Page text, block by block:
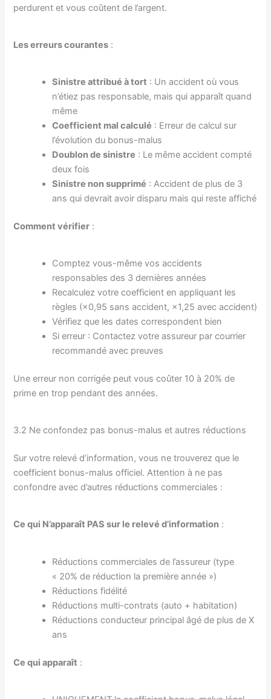
perdurent et vous coûtent de l’argent.
Les erreurs courantes :
Sinistre attribué à tort : Un accident où vous
n’étiez pas responsable, mais qui apparaît quand
même
Coefficient mal calculé : Erreur de calcul sur
l’évolution du bonus-malus
Doublon de sinistre : Le même accident compté
deux fois
Sinistre non supprimé : Accident de plus de 3
ans qui devrait avoir disparu mais qui reste affiché
Comment vérifier :
Comptez vous-même vos accidents
responsables des 3 dernières années
Recalculez votre coefficient en appliquant les
règles (×0,95 sans accident, ×1,25 avec accident)
Vérifiez que les dates correspondent bien
Si erreur : Contactez votre assureur par courrier
recommandé avec preuves
Une erreur non corrigée peut vous coûter 10 à 20% de
prime en trop pendant des années.
3.2 Ne confondez pas bonus-malus et autres réductions
Sur votre relevé d’information, vous ne trouverez que le
coefficient bonus-malus officiel. Attention à ne pas
confondre avec d’autres réductions commerciales :
Ce qui N’apparaît PAS sur le relevé d’information :
Réductions commerciales de l’assureur (type
« 20% de réduction la première année »)
Réductions fidélité
Réductions multi-contrats (auto + habitation)
Réductions conducteur principal âgé de plus de X
ans
Ce qui apparaît :